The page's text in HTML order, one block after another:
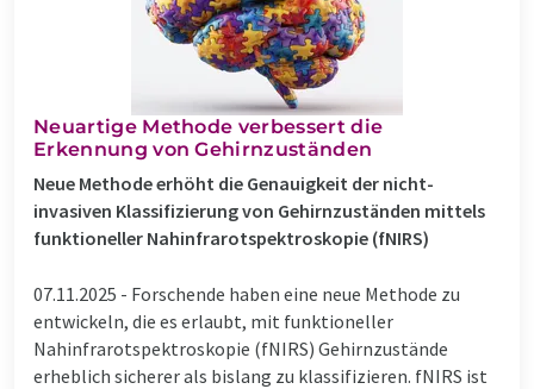
Neuartige Methode verbessert die
Erkennung von Gehirnzuständen
Neue Methode erhöht die Genauigkeit der nicht-
invasiven Klassifizierung von Gehirnzuständen mittels
funktioneller Nahinfrarotspektroskopie (fNIRS)
07.11.2025 - Forschende haben eine neue Methode zu
entwickeln, die es erlaubt, mit funktioneller
Nahinfrarotspektroskopie (fNIRS) Gehirnzustände
erheblich sicherer als bislang zu klassifizieren. fNIRS ist